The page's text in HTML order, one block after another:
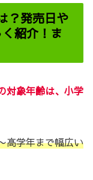
？発売日や
紹介！ま
対象年齢は、小学
高学年まで幅広い